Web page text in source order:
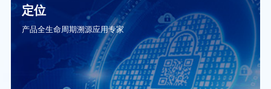
定位
产品全生命周期溯源应用专家